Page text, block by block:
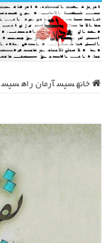
خانه سپس آرمان راه سپس